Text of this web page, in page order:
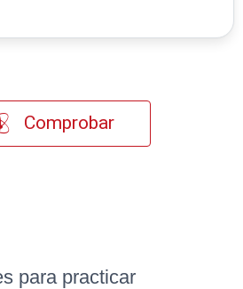
Comprobar
para practicar